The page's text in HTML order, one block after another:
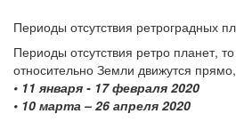
Периоды отсутствия ретроградных
Периоды отсутствия ретро планет,
относительно Земли движутся
• 11 января - 17 февраля 2020
• 10 марта – 26 апреля 2020